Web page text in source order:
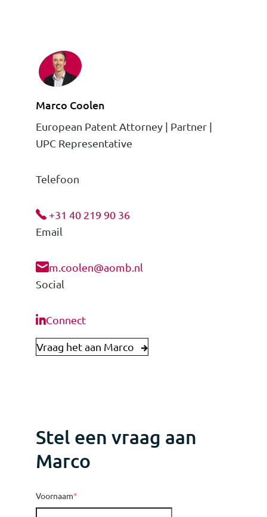
Marco Coolen
European Patent Attorney | Partner |
UPC Representative
Telefoon
+31 40 219 90 36
Email
m.coolen@aomb.nl
Social
Connect
Vraag het aan Marco
Stel een vraag aan
Marco
Voornaam*